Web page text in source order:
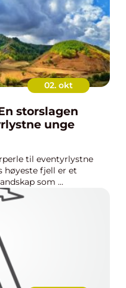
02. okt
storslagen
unge
til eventyrlystne
høyeste fjell er et
som ...